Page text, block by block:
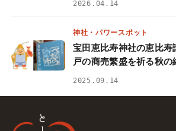
2026.04.14
神社・パワースポット
宝田恵比寿神社の恵比寿
戸の商売繁盛を祈る秋
2025.09.14